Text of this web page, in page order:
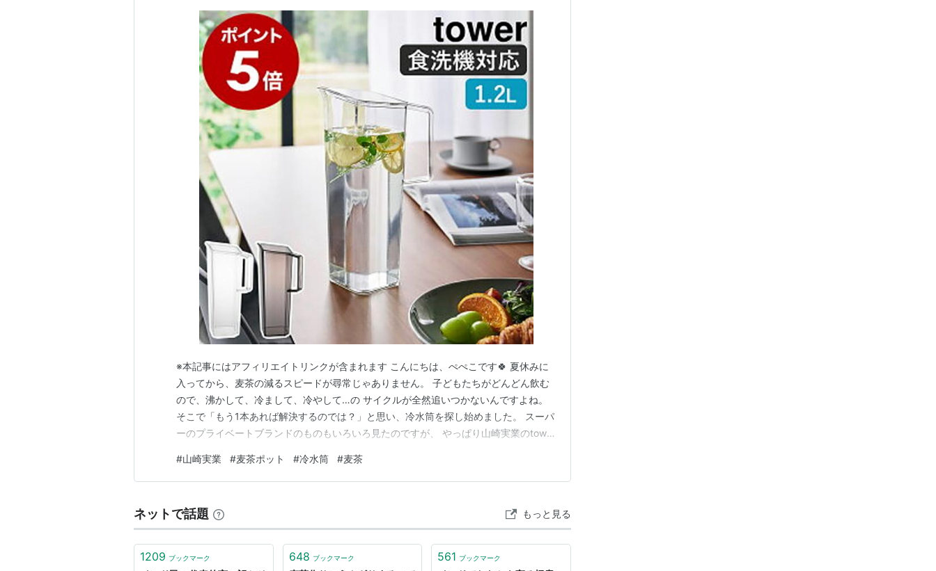
※本記事にはアフィリエイトリンクが含まれます こんにちは、ぺぺこです🍀 夏休みに
入ってから、麦茶の減るスピードが尋常じゃありません。 子どもたちがどんどん飲む
ので、沸かして、冷まして、冷やして…の サイクルが全然追いつかないんですよね。
そこで「もう1本あれば解決するのでは？」と思い、冷水筒を探し始めました。 スーパ
ーのプライベートブランドのものもいろいろ見たのですが、 やっぱり山崎実業のtower
見え」するものって意外と少ないんですよね。 今回は、私が本気で欲しいと思ってい
るtowerの冷水筒を3つ紹介します🍀 ①…
#山崎実業 #麦茶ポット #冷水筒 #麦茶
ネットで話題 もっと見る
1209 ブックマーク 648 ブックマーク 561 ブックマーク